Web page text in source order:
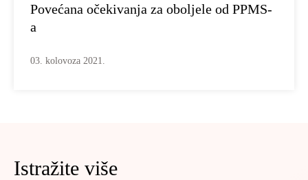
Povećana očekivanja za oboljele od PPMS-
a
03. kolovoza 2021.
Istražite više